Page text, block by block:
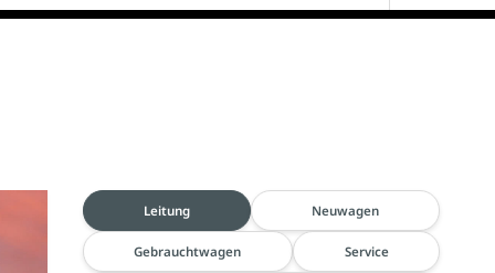
Leitung Neuwagen
Gebrauchtwagen Service